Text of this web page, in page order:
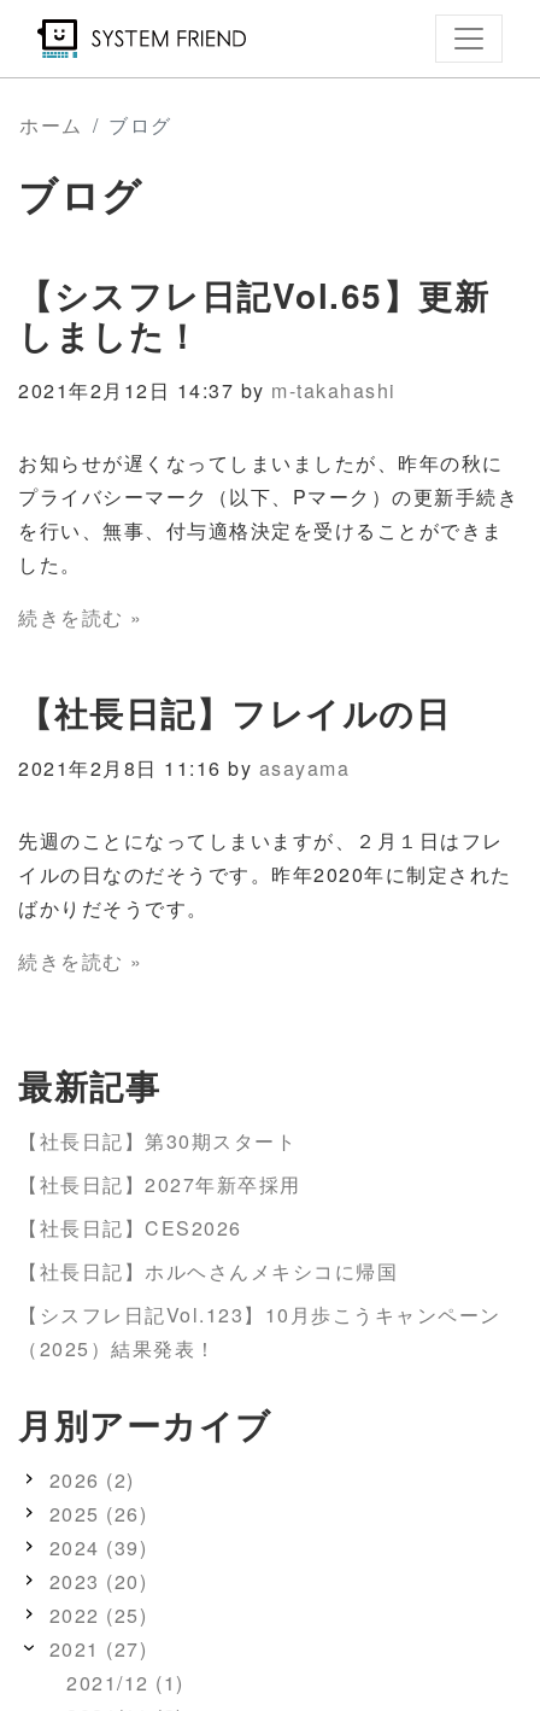
ン
コホーム ブログ
ブログ
【シスフレ日記Vol.65】更新
しました！
2021年2月12日 14:37 by m-takahashi
お知らせが遅くなってしまいましたが、昨年の秋に
プライバシーマーク（以下、 Pマーク）の更新手続き
を行い、無事、付与適格決定を受けることができま
した。
続きを読む »
【社長日記】フレイルの日
2021年2月8日 11:16 by asayama
先週のことになってしまいますが、２月１日はフレ
イルの日なのだそうです。昨年2020年に制定された
ばかりだそうです。
続きを読む »
最新記事
【社長日記】第30期スタート
【社長日記】2027年新卒採用
【社長日記】CES2026
【社長日記】ホルヘさんメキシコに帰国
【シスフレ日記Vol.123】10月歩こうキャンペーン
（2025）結果発表！
月別アーカイブ
2026 (2)
2025 (26)
2024 (39)
2023 (20)
2022 (25)
2021 (27)
2021/12 (1)